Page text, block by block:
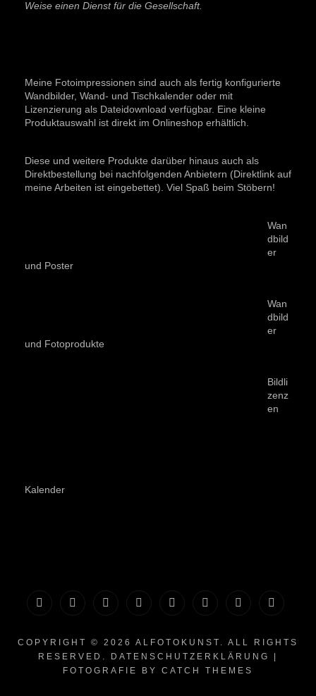
Weise einen Dienst für die Gesellschaft.
Meine Fotoimpressionen sind auch als fertig konfigurierte
Wandbilder, Wand- und Tischkalender oder mit
Lizenzierung als Dateidownload verfügbar. Eine kleine
Produktauswahl ist direkt im Onlineshop erhältlich.
Diese und weitere Produkte darüber hinaus auch als
Direktbestellung bei nachfolgenden Anbietern (Direktlink auf
meine Arbeiten ist eingebettet). Viel Spaß beim Stöbern!
Wan
dbild
er
und Poster
Wan
dbild
er
und Fotoprodukte
Bildli
zenz
en
Kalender
Geschäftsbedingungen
mit
&
Widerrufsformular
und
Versandinformationen
Einstellungen
ändern
der
Privatsphäre-
COPYRIGHT © 2026 ALFOTOKUNST
. ALL RIGHTS
RESERVED. DATENSCHUTZERKLÄRUNG
|
FOTOGRAFIE BY CATCH THEMES